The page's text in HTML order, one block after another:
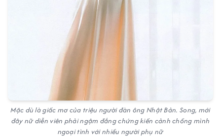
Mặc dù là giấc mơ của triệu người đàn ông Nhật Bản. Song, mới
đây nữ diễn viên phải ngậm đắng chứng kiến cảnh chồng mình
ngoại tình với nhiều người phụ nữ